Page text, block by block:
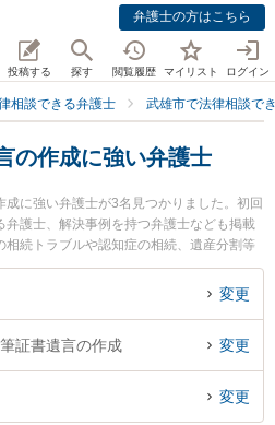
弁護士の方はこちら
投稿する 探す 閲覧履歴 マイリスト ログイン
相談できる弁護士 武雄市で法律相談で
の作成に強い弁護士
に強い弁護士が3名見つかりました。初回
護士、解決事例を持つ弁護士なども掲載
続トラブルや認知症の相続、遺産分割等
便利です。特に西九州総合法律事務所の
大和 幸四郎弁護士、弁護士法人桑原法律事
ル情報や弁護士費用、強みなどが注目され
筆証書遺言の作成のトラブル解決の実績豊
回相談無料で自筆証書遺言の作成を法律
予約したい』などでお困りの相談者さんに
変更
証書遺言の作成 変更
変更